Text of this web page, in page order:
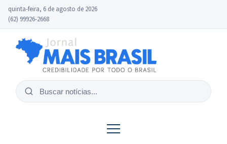
quinta-feira, 6 de agosto de 2026
(62) 99926-2668
Buscar